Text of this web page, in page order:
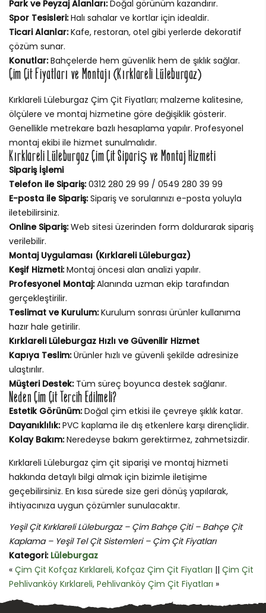
Park ve Peyzaj Alanları:Doğal görünüm kazandırır.
Spor Tesisleri:Halı sahalar ve kortlar için idealdir.
Ticari Alanlar:Kafe, restoran, otel gibi yerlerde dekoratif
çözüm sunar.
Konutlar:Bahçelerde hem güvenlik hem de şıklık sağlar.
Çim Çit Fiyatları ve Montajı (Kırklareli Lüleburgaz)
Kırklareli Lüleburgaz Çim Çit Fiyatları; malzeme kalitesine,
ölçülere ve montaj hizmetine göre değişiklik gösterir.
Genellikle metrekare bazlı hesaplama yapılır. Profesyonel
montaj ekibi ile hizmet sunulmalıdır.
Kırklareli Lüleburgaz Çim Çit Sipariş ve Montaj Hizmeti
Sipariş İşlemi
Telefon ile Sipariş:0312 280 29 99 / 0549 280 39 99
E-posta ile Sipariş:Sipariş ve sorularınızı e-posta yoluyla
iletebilirsiniz.
Online Sipariş:Web sitesi üzerinden form doldurarak sipariş
verilebilir.
Montaj Uygulaması (Kırklareli Lüleburgaz)
Keşif Hizmeti:Montaj öncesi alan analizi yapılır.
Profesyonel Montaj:Alanında uzman ekip tarafından
gerçekleştirilir.
Teslimat ve Kurulum:Kurulum sonrası ürünler kullanıma
hazır hale getirilir.
Kırklareli Lüleburgaz Hızlı ve Güvenilir Hizmet
Kapıya Teslim:Ürünler hızlı ve güvenli şekilde adresinize
ulaştırılır.
Müşteri Destek:Tüm süreç boyunca destek sağlanır.
Neden Çim Çit Tercih Edilmeli?
Estetik Görünüm:Doğal çim etkisi ile çevreye şıklık katar.
Dayanıklılık:PVC kaplama ile dış etkenlere karşı dirençlidir.
Kolay Bakım:Neredeyse bakım gerektirmez, zahmetsizdir.
Kırklareli Lüleburgaz çim çit siparişi ve montaj hizmeti
hakkında detaylı bilgi almak için bizimle iletişime
geçebilirsiniz. En kısa sürede size geri dönüş yapılarak,
ihtiyacınıza uygun çözümler sunulacaktır.
Yeşil Çit Kırklareli Lüleburgaz – Çim Bahçe Çiti – Bahçe Çit
Kaplama – Yeşil Tel Çit Sistemleri – Çim Çit Fiyatları
Kategori: Lüleburgaz
« Çim Çit Kofçaz Kırklareli, Kofçaz Çim Çit Fiyatları || Çim Çit
Pehlivanköy Kırklareli, Pehlivanköy Çim Çit Fiyatları »